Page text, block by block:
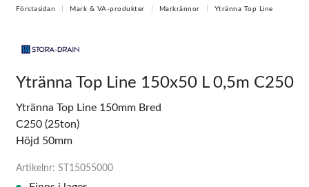
Förstasidan Mark & VA-produkter Markrännor Ytränna Top Line
Ytränna Top Line 150x50 L 0,5m C250
Ytränna Top Line 150mm Bred
C250 (25ton)
Höjd 50mm
Artikelnr: ST15055000